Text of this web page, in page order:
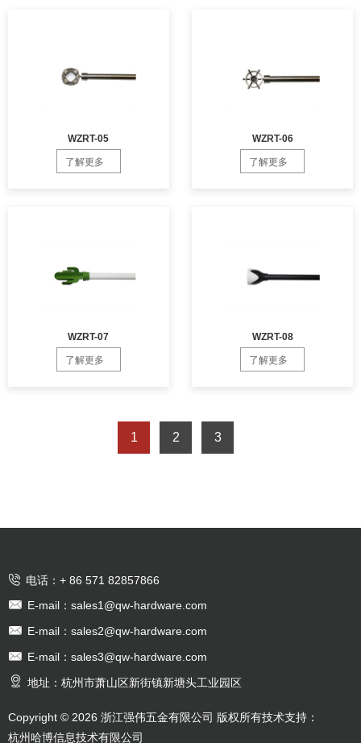
WZRT-05
了解更多
WZRT-06
了解更多
WZRT-07
了解更多
WZRT-08
了解更多
1 2 3
 电话：+ 86 571 82857866
 E-mail：sales1@qw-hardware.com
 E-mail：sales2@qw-hardware.com
 E-mail：sales3@qw-hardware.com
 地址：杭州市萧山区新街镇新塘头工业园区
Copyright © 2026 浙江强伟五金有限公司 版权所有技术支持：
杭州哈博信息技术有限公司